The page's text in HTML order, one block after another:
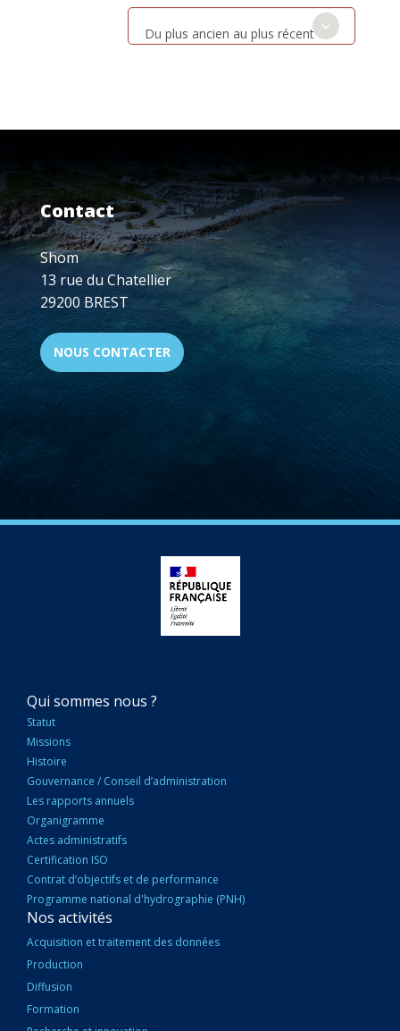
Du plus ancien au plus récent
Contact
Shom
13 rue du Chatellier
29200 BREST
NOUS CONTACTER
NAVIGATION
PRINCIPALE
Qui sommes nous ?
Statut
Missions
Histoire
Gouvernance / Conseil d’administration
Les rapports annuels
Organigramme
Actes administratifs
Certification ISO
Contrat d’objectifs et de performance
Programme national d'hydrographie (PNH)
Nos activités
Acquisition et traitement des données
Production
Diffusion
Formation